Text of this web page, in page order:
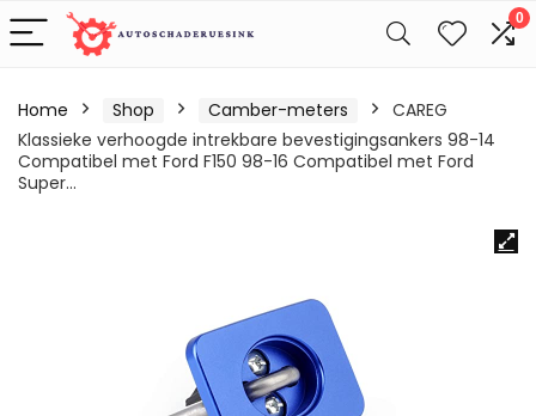
0
Home Shop Camber-meters
CAREG
Klassieke verhoogde intrekbare bevestigingsankers 98-14
Compatibel met Ford F150 98-16 Compatibel met Ford
Super…